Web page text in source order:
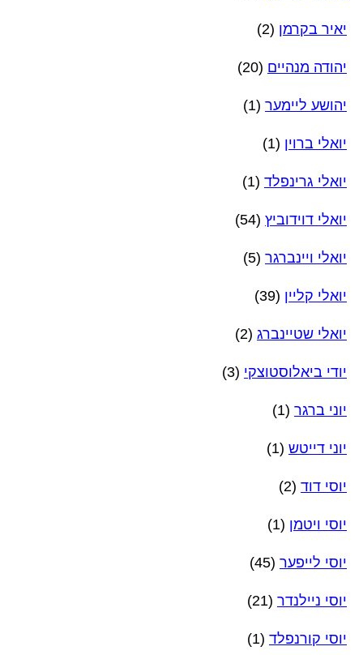
יאיר בקרמן (2)
יהודה מנהיים (20)
יהושע ליימער (1)
יואלי ברוין (1)
יואלי גרינפלד (1)
יואלי דוידוביץ (54)
יואלי ויינברגר (5)
יואלי קליין (39)
יואלי שטיינברג (2)
יודי ביאלוסטוצקי (3)
יוני ברגר (1)
יוני דייטש (1)
יוסי דוד (2)
יוסי ויטמן (1)
יוסי לייפער (45)
יוסי ניילנדר (21)
יוסי קורנפלד (1)